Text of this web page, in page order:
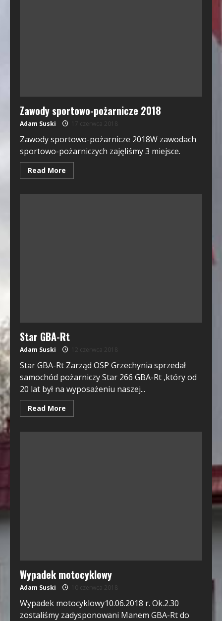
Zawody sportowo-pożarnicze 2018
Adam Suski 17 czerwca 2018
Zawody sportowo-pożarnicze 2018W zawodach
sportowo-pożarniczych zajęliśmy 3 miejsce.
Read More
Star GBA-Rt
Adam Suski 12 czerwca 2018
Star GBA-Rt Zarząd OSP Grzechynia sprzedał
samochód pożarniczy Star 266 GBA-Rt ,który od
20 lat był na wyposażeniu naszej...
Read More
Wypadek motocyklowy
Adam Suski 10 czerwca 2018
Wypadek motocyklowy10.06.2018 r. Ok.2.30
zostaliśmy zadysponowani Manem GBA-Rt do